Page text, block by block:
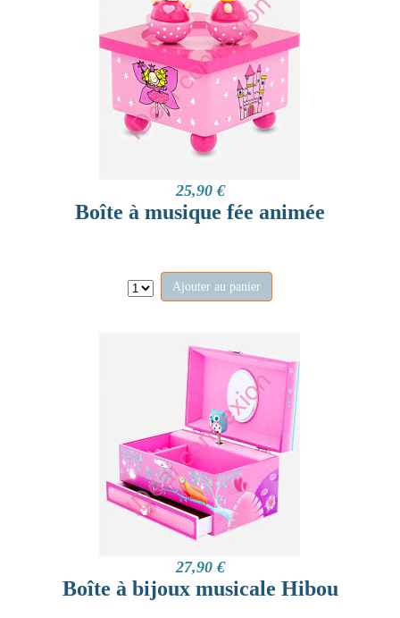
25,90 €
Boîte à musique fée animée
Ajouter au panier
27,90 €
Boîte à bijoux musicale Hibou